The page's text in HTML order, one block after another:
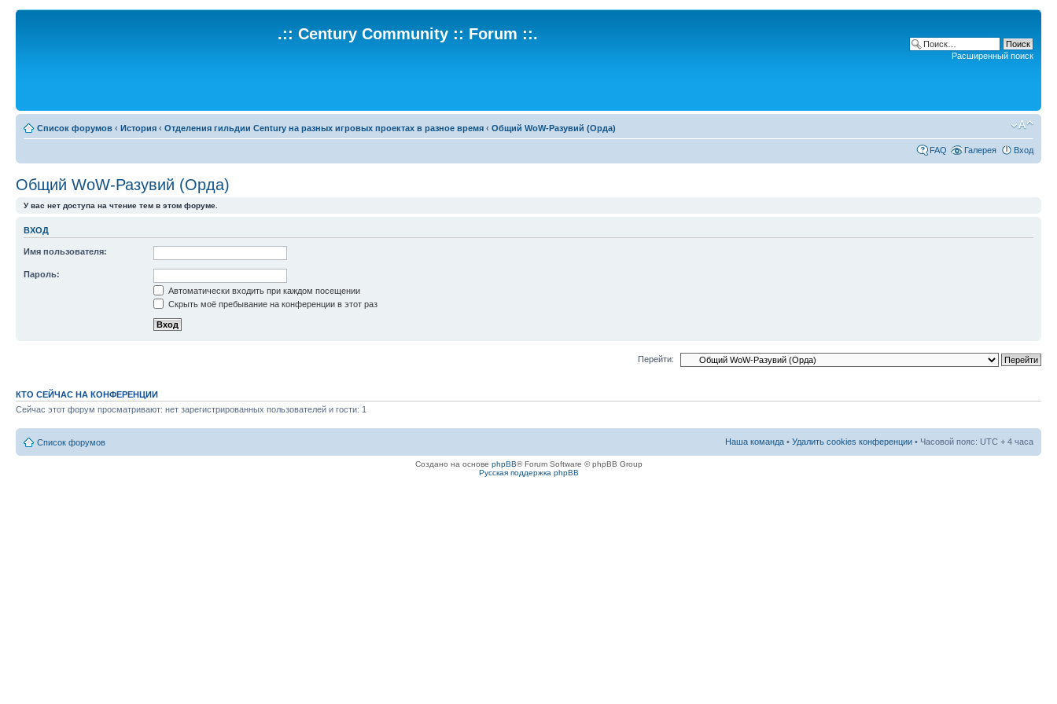
.:: Century Community :: Forum ::.
Расширенный поиск
Список форумов ‹ История ‹ Отделения гильдии Century на разных игровых проектах в разное время ‹ Общий WoW-Разувий (Орда)
FAQ Галерея Вход
Общий WoW-Разувий (Орда)
У вас нет доступа на чтение тем в этом форуме.
ВХОД
Имя пользователя:
Пароль:
Автоматически входить при каждом посещении
Скрыть моё пребывание на конференции в этот раз
Перейти:
КТО СЕЙЧАС НА КОНФЕРЕНЦИИ
Сейчас этот форум просматривают: нет зарегистрированных пользователей и гости: 1
Список форумов Наша команда • Удалить cookies конференции • Часовой пояс: UTC + 4 часа
Создано на основе phpBB® Forum Software © phpBB Group
Русская поддержка phpBB